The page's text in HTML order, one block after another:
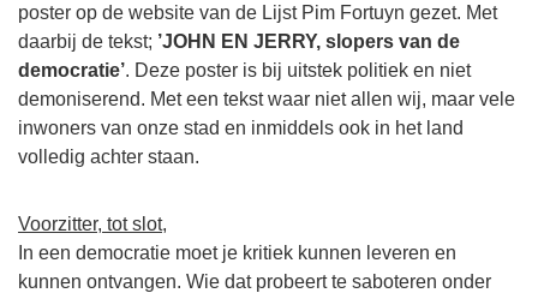
poster op de website van de Lijst Pim Fortuyn gezet. Met
daarbij de tekst; ’JOHN EN JERRY, slopers van de
democratie’. Deze poster is bij uitstek politiek en niet
demoniserend. Met een tekst waar niet allen wij, maar vele
inwoners van onze stad en inmiddels ook in het land
volledig achter staan.
Voorzitter, tot slot,
In een democratie moet je kritiek kunnen leveren en
kunnen ontvangen. Wie dat probeert te saboteren onder